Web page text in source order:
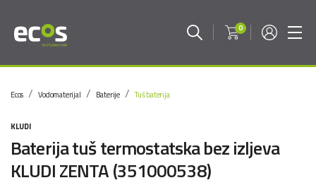
0
Ecos Vodomaterijal Baterije Tuš baterija
KLUDI
Baterija tuš termostatska bez izljeva
KLUDI ZENTA (351000538)